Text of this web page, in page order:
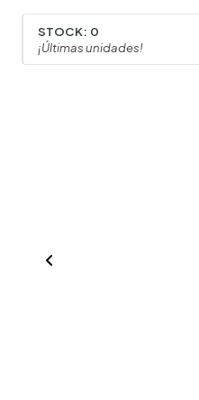
STOCK: 0
¡Últimas unidades!